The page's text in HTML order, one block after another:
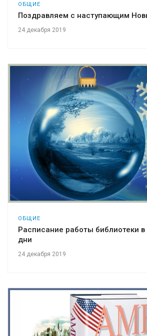
ОБЩИЕ
Поздравляем с наступающим
24 декабря 2019
ОБЩИЕ
Расписание работы библиотеки
дни
24 декабря 2019